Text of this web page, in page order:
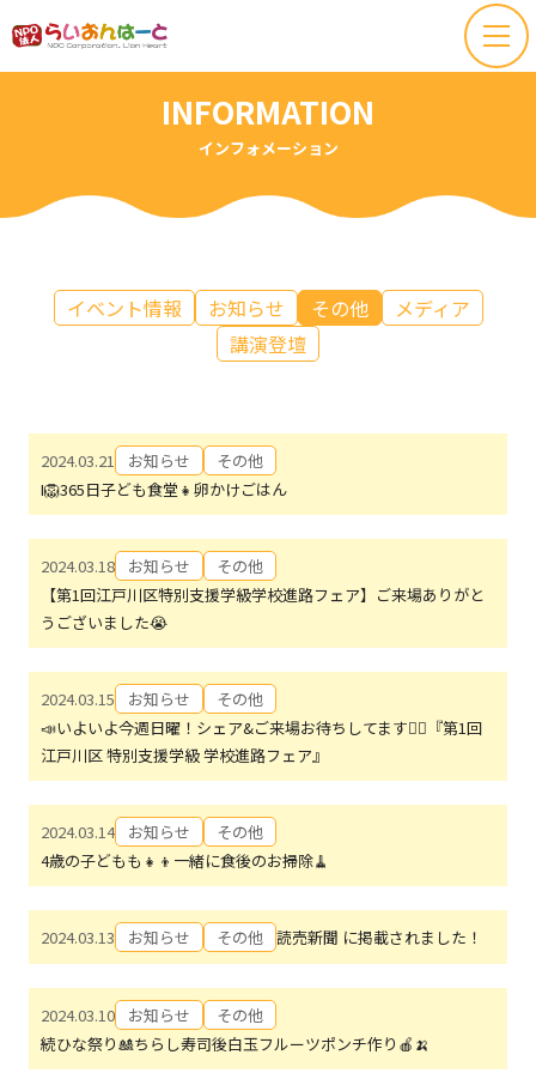
INFORMATION
インフォメーション
イベント情報 お知らせ その他
メディア
講演登壇
2024.03.21 お知らせ
その他
I🦁365日子ども食堂👧卵かけごはん
2024.03.18 お知らせ
その他
【第1回江戸川区特別支援学級学校進路フェア】ご来場ありがと
うございました😭
2024.03.15 お知らせ
その他
📣いよいよ今週日曜！シェア&ご来場お待ちしてます🙇‍♀️『第1回
江戸川区 特別支援学級 学校進路フェア』
2024.03.14 お知らせ
その他
4歳の子どもも👧👦一緒に食後のお掃除🧹
2024.03.13 お知らせ その他 読売新聞 に掲載されました！
2024.03.10 お知らせ
その他
続ひな祭り🎎ちらし寿司後白玉フルーツポンチ作り🍎🍌